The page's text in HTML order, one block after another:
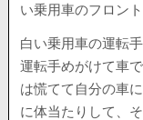
い乗用車のフロン
白い乗用車の運転
運転手めがけて車
は慌てて自分の車
に体当たりして、